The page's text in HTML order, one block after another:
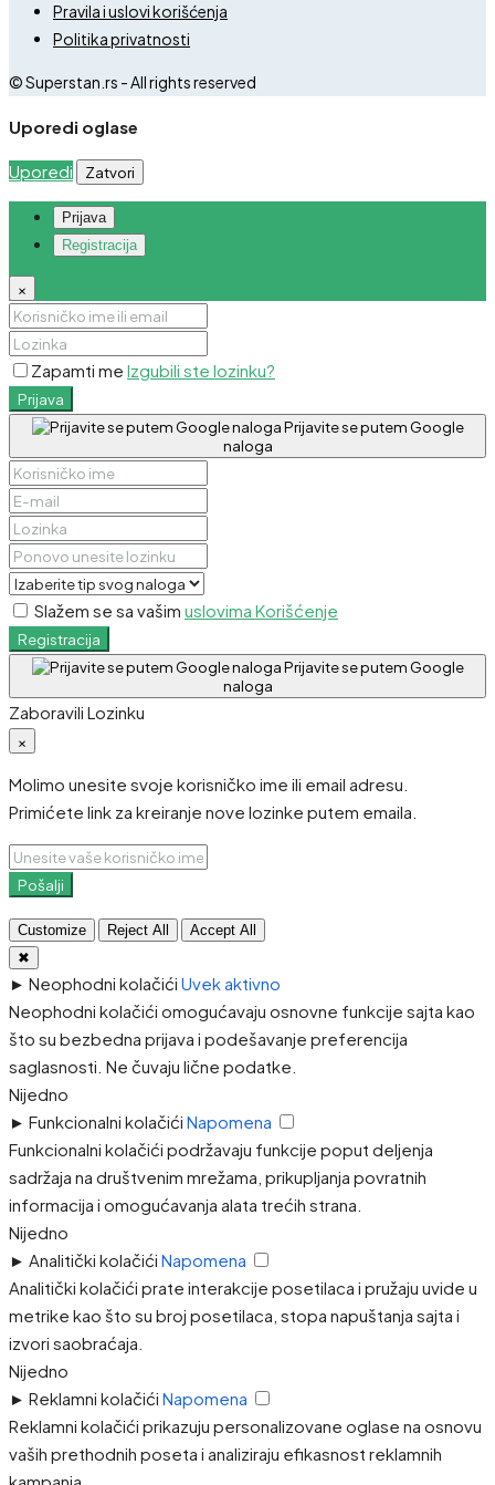
Pravila i uslovi korišćenja
Politika privatnosti
© Superstan.rs - All rights reserved
Uporedi oglase
Uporedi Zatvori
Prijava
Registracija
×
Zapamti me Izgubili ste lozinku?
Prijava
Prijavite se putem Google
naloga
Slažem se sa vašim uslovima Korišćenje
Registracija
Prijavite se putem Google
naloga
Zaboravili Lozinku
×
Molimo unesite svoje korisničko ime ili email adresu.
Primićete link za kreiranje nove lozinke putem emaila.
Pošalji
Customize Reject All
Accept All
✖
► Neophodni kolačići Uvek aktivno
Neophodni kolačići omogućavaju osnovne funkcije sajta kao
što su bezbedna prijava i podešavanje preferencija
saglasnosti. Ne čuvaju lične podatke.
Nijedno
► Funkcionalni kolačići Napomena
Funkcionalni kolačići podržavaju funkcije poput deljenja
sadržaja na društvenim mrežama, prikupljanja povratnih
informacija i omogućavanja alata trećih strana.
Nijedno
► Analitički kolačići Napomena
Analitički kolačići prate interakcije posetilaca i pružaju uvide u
metrike kao što su broj posetilaca, stopa napuštanja sajta i
izvori saobraćaja.
Nijedno
► Reklamni kolačići Napomena
Reklamni kolačići prikazuju personalizovane oglase na osnovu
vaših prethodnih poseta i analiziraju efikasnost reklamnih